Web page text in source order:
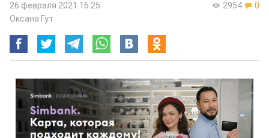
2954 0
26 февраля 2021 16:25
Оксана Гут